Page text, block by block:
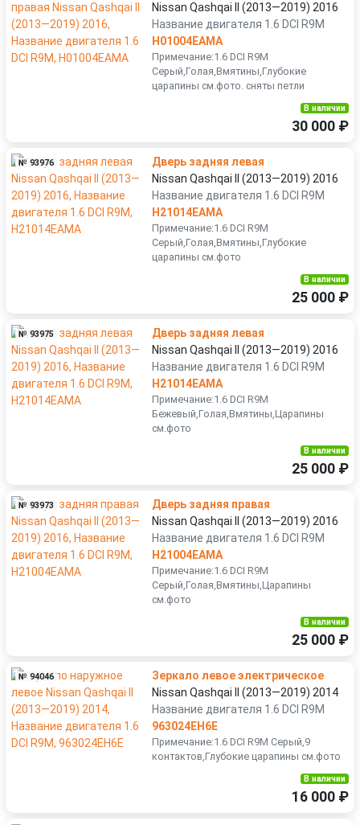
Nissan Qashqai II (2013—2019) 2016
Название двигателя 1.6 DCI R9M
H01004EAMA
Примечание:1.6 DCI R9M
Серый,Голая,Вмятины,Глубокие
царапины см.фото. сняты петли
В наличии
30 000 ₽
№ 93976
Дверь задняя левая
Nissan Qashqai II (2013—2019) 2016
Название двигателя 1.6 DCI R9M
H21014EAMA
Примечание:1.6 DCI R9M
Серый,Голая,Вмятины,Глубокие
царапины см.фото
В наличии
25 000 ₽
№ 93975
Дверь задняя левая
Nissan Qashqai II (2013—2019) 2016
Название двигателя 1.6 DCI R9M
H21014EAMA
Примечание:1.6 DCI R9M
Бежевый,Голая,Вмятины,Царапины
см.фото
В наличии
25 000 ₽
№ 93973
Дверь задняя правая
Nissan Qashqai II (2013—2019) 2016
Название двигателя 1.6 DCI R9M
H21004EAMA
Примечание:1.6 DCI R9M
Серый,Голая,Вмятины,Царапины
см.фото
В наличии
25 000 ₽
№ 94046
Зеркало левое электрическое
Nissan Qashqai II (2013—2019) 2014
Название двигателя 1.6 DCI R9M
963024EH6E
Примечание:1.6 DCI R9M Серый,9
контактов,Глубокие царапины см.фото
В наличии
16 000 ₽